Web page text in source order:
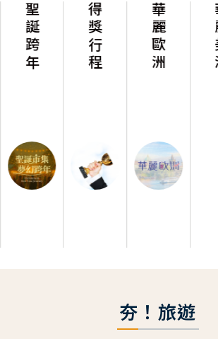
聖誕跨年 得獎行程 華麗歐洲
夯！旅遊